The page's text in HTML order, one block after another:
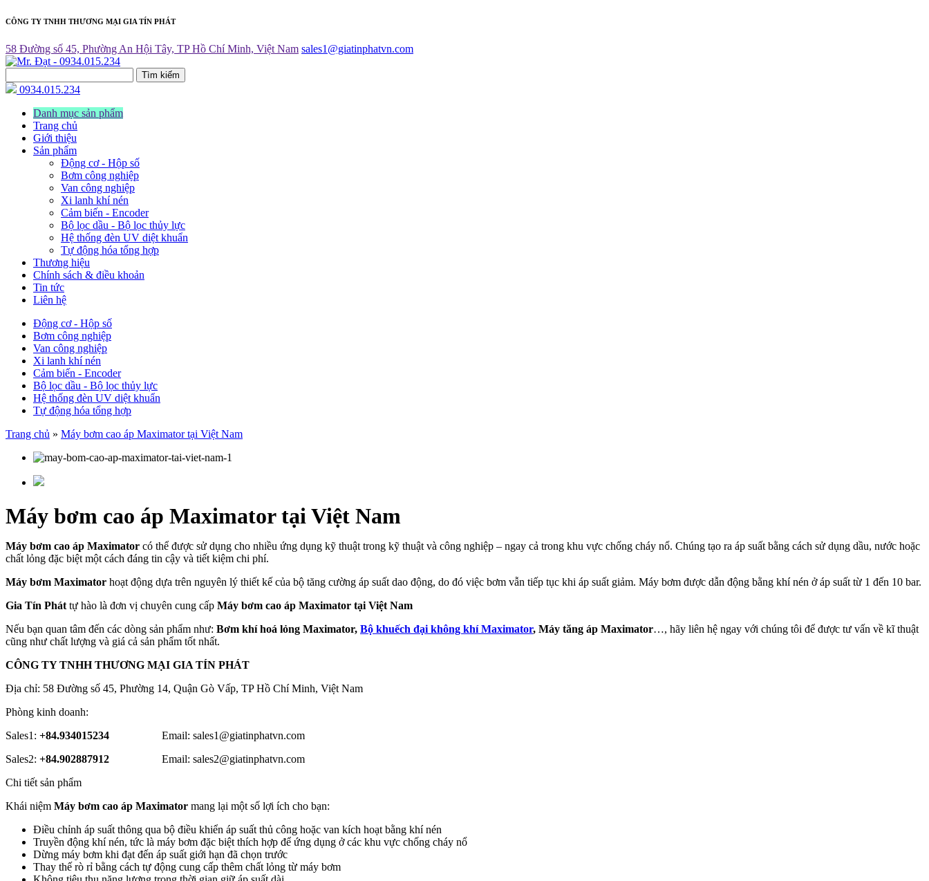
CÔNG TY TNHH THƯƠNG MẠI GIA TÍN PHÁT
58 Đường số 45, Phường An Hội Tây, TP Hồ Chí Minh, Việt Nam sales1@giatinphatvn.com
Tìm kiếm
0934.015.234
Danh mục sản phẩm
Trang chủ
Giới thiệu
Sản phẩm
Động cơ - Hộp số
Bơm công nghiệp
Van công nghiệp
Xi lanh khí nén
Cảm biến - Encoder
Bộ lọc dầu - Bộ lọc thủy lực
Hệ thống đèn UV diệt khuẩn
Tự động hóa tổng hợp
Thương hiệu
Chính sách & điều khoản
Tin tức
Liên hệ
Động cơ - Hộp số
Bơm công nghiệp
Van công nghiệp
Xi lanh khí nén
Cảm biến - Encoder
Bộ lọc dầu - Bộ lọc thủy lực
Hệ thống đèn UV diệt khuẩn
Tự động hóa tổng hợp
Trang chủ » Máy bơm cao áp Maximator tại Việt Nam
Máy bơm cao áp Maximator tại Việt Nam
Máy bơm cao áp Maximator có thể được sử dụng cho nhiều ứng dụng kỹ thuật trong kỹ thuật và công nghiệp – ngay cả trong khu vực chống cháy nổ. Chúng tạo ra áp suất bằng cách sử dụng dầu, nước hoặc
chất lỏng đặc biệt một cách đáng tin cậy và tiết kiệm chi phí.
Máy bơm Maximator hoạt động dựa trên nguyên lý thiết kế của bộ tăng cường áp suất dao động, do đó việc bơm vẫn tiếp tục khi áp suất giảm. Máy bơm được dẫn động bằng khí nén ở áp suất từ ​​1 đến 10 bar.
Gia Tín Phát tự hào là đơn vị chuyên cung cấp Máy bơm cao áp Maximator tại Việt Nam
Nếu bạn quan tâm đến các dòng sản phẩm như: Bơm khí hoá lỏng Maximator, Bộ khuếch đại không khí Maximator, Máy tăng áp Maximator…, hãy liên hệ ngay với chúng tôi để được tư vấn về kĩ thuật
cũng như chất lượng và giá cả sản phẩm tốt nhất.
CÔNG TY TNHH THƯƠNG MẠI GIA TÍN PHÁT
Địa chỉ: 58 Đường số 45, Phường 14, Quận Gò Vấp, TP Hồ Chí Minh, Việt Nam
Phòng kinh doanh:
Sales1: +84.934015234 Email: sales1@giatinphatvn.com
Sales2: +84.902887912 Email: sales2@giatinphatvn.com
Chi tiết sản phẩm
Khái niệm Máy bơm cao áp Maximator mang lại một số lợi ích cho bạn:
Điều chỉnh áp suất thông qua bộ điều khiển áp suất thủ công hoặc van kích hoạt bằng khí nén
Truyền động khí nén, tức là máy bơm đặc biệt thích hợp để ứng dụng ở các khu vực chống cháy nổ
Dừng máy bơm khi đạt đến áp suất giới hạn đã chọn trước
Thay thế rò rỉ bằng cách tự động cung cấp thêm chất lỏng từ máy bơm